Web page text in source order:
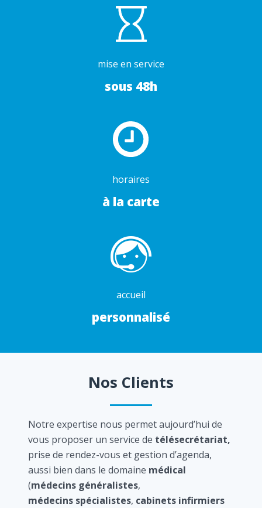
mise en service
sous 48h
horaires
à la carte
accueil
personnalisé
Nos Clients
Notre expertise nous permet aujourd’hui de
vous proposer un service de télésecrétariat,
prise de rendez-vous et gestion d’agenda,
aussi bien dans le domaine médical
(médecins généralistes,
médecins spécialistes, cabinets infirmiers